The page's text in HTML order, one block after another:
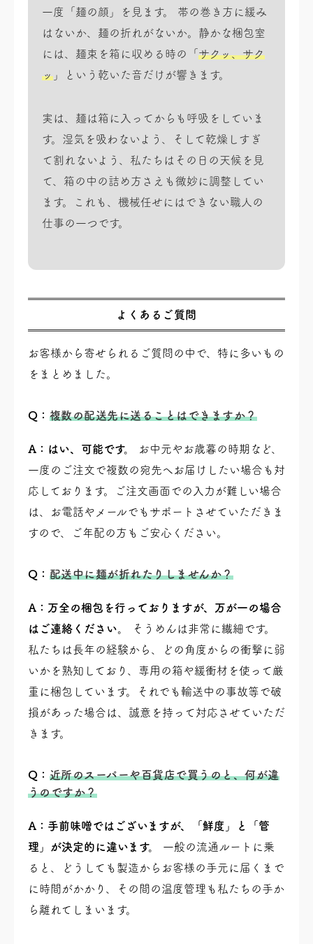
一度「麺の顔」を見ます。 帯の巻き方に緩み
はないか、麺の折れがないか。静かな梱包室
には、麺束を箱に収める時の「 サクッ、サク
ッ 」という乾いた音だけが響きます。
実は、麺は箱に入ってからも呼吸をしていま
す。湿気を吸わないよう、そして乾燥しすぎ
て割れないよう、私たちはその日の天候を見
て、箱の中の詰め方さえも微妙に調整してい
ます。これも、機械任せにはできない職人の
仕事の一つです。
よくあるご質問
お客様から寄せられるご質問の中で、特に多いもの
をまとめました。
Q： 複数の配送先に送ることはできますか？
A：はい、可能です。
お中元やお歳暮の時期など、
一度のご注文で複数の宛先へお届けしたい場合も対
応しております。ご注文画面での入力が難しい場合
は、お電話やメールでもサポートさせていただきま
すので、ご年配の方もご安心ください。
Q： 配送中に麺が折れたりしませんか？
A：万全の梱包を行っておりますが、万が一の場合
はご連絡ください。
そうめんは非常に繊細です。
私たちは長年の経験から、どの角度からの衝撃に弱
いかを熟知しており、専用の箱や緩衝材を使って厳
重に梱包しています。それでも輸送中の事故等で破
損があった場合は、誠意を持って対応させていただ
きます。
Q： 近所のスーパーや百貨店で買うのと、何が違
うのですか？
A：手前味噌ではございますが、「鮮度」と「管
理」が決定的に違います。
一般の流通ルートに乗
ると、どうしても製造からお客様の手元に届くまで
に時間がかかり、その間の温度管理も私たちの手か
ら離れてしまいます。